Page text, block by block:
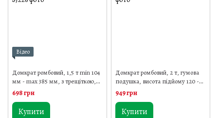
Відео
Домкрат ромбовий, 1,5 т min 104
мм - max 385 мм, з трещіткою,
гумова подушка
698 грн
Купити
Домкрат ромбовий, 2 т, гумова
подушка, висота підйому 120 -
413 мм
949 грн
Купити